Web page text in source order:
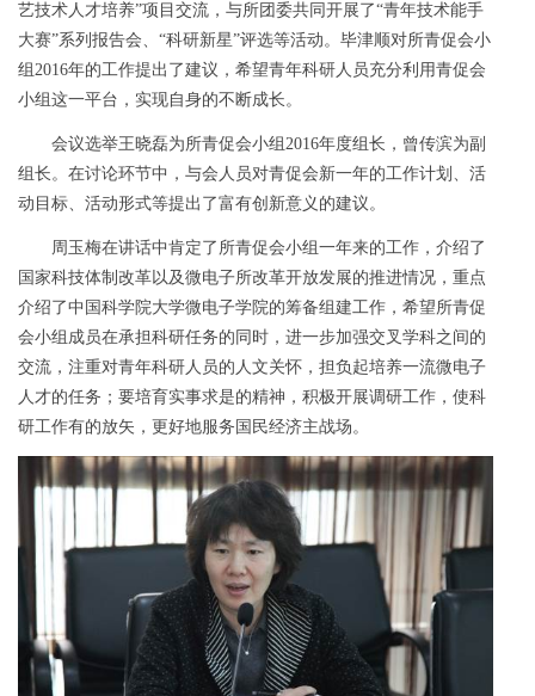
艺技术人才培养”项目交流，与所团委共同开展了“青年技术能手
大赛”系列报告会、“科研新星”评选等活动。毕津顺对所青促会小
组 2016年的工作提出了建议，希望青年科研人员充分利用青促会
小组这一平台，实现自身的不断成长。
会议选举王晓磊为所青促会小组 2016年度组长，曾传滨为副
组长。在讨论环节中，与会人员对青促会新一年的工作计划、活
动目标、活动形式等提出了富有创新意义的建议。
周玉梅在讲话中肯定了所青促会小组一年来的工作，介绍了
国家科技体制改革以及微电子所改革开放发展的推进情况，重点
介绍了中国科学院大学微电子学院的筹备组建工作，希望所青促
会小组成员在承担科研任务的同时，进一步加强交叉学科之间的
交流，注重对青年科研人员的人文关怀，担负起培养一流微电子
人才的任务；要培育实事求是的精神，积极开展调研工作，使科
研工作有的放矢，更好地服务国民经济主战场。